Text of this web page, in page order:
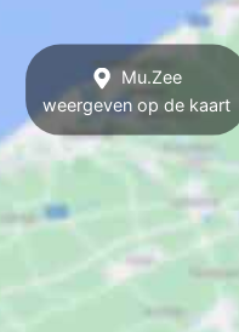
Mu.Zee
weergeven op de kaart